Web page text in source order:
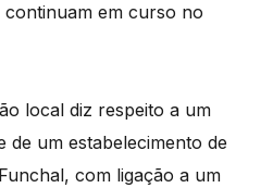
continuam em curso no
local diz respeito a um
de um estabelecimento de
com ligação a um